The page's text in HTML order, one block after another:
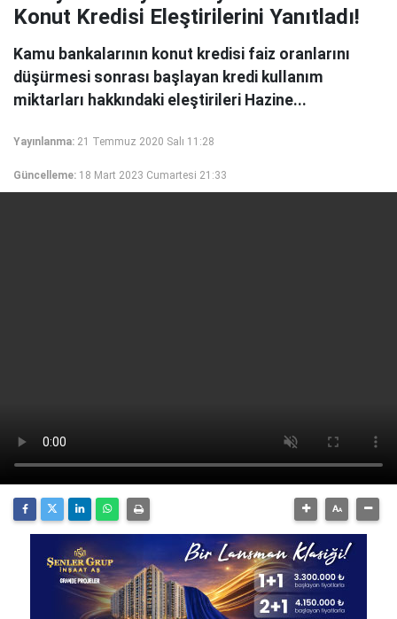
Konut Kredisi Eleştirilerini Yanıtladı!
Kamu bankalarının konut kredisi faiz oranlarını
düşürmesi sonrası başlayan kredi kullanım
miktarları hakkındaki eleştirileri Hazine...
Yayınlanma: 21 Temmuz 2020 Salı 11:28
Güncelleme: 18 Mart 2023 Cumartesi 21:33